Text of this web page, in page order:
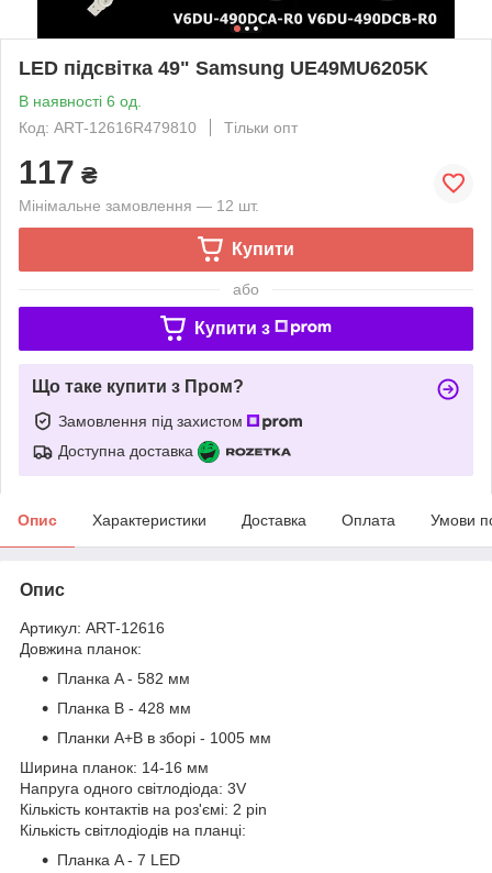
LED підсвітка 49" Samsung UE49MU6205K
В наявності 6 од.
Код: ART-12616R479810
Тільки опт
117 ₴
Мінімальне замовлення — 12 шт.
Купити
або
Купити з
Що таке купити з Пром?
Замовлення під захистом
Доступна доставка
Опис Характеристики Доставка Оплата Умови
Опис
Артикул: ART-12616
Довжина планок:
Планка A - 582 мм
Планка B - 428 мм
Планки A+B в зборі - 1005 мм
Ширина планок: 14-16 мм
Напруга одного світлодіода: 3V
Кількість контактів на роз'ємі: 2 pin
Кількість світлодіодів на планці:
Планка A - 7 LED